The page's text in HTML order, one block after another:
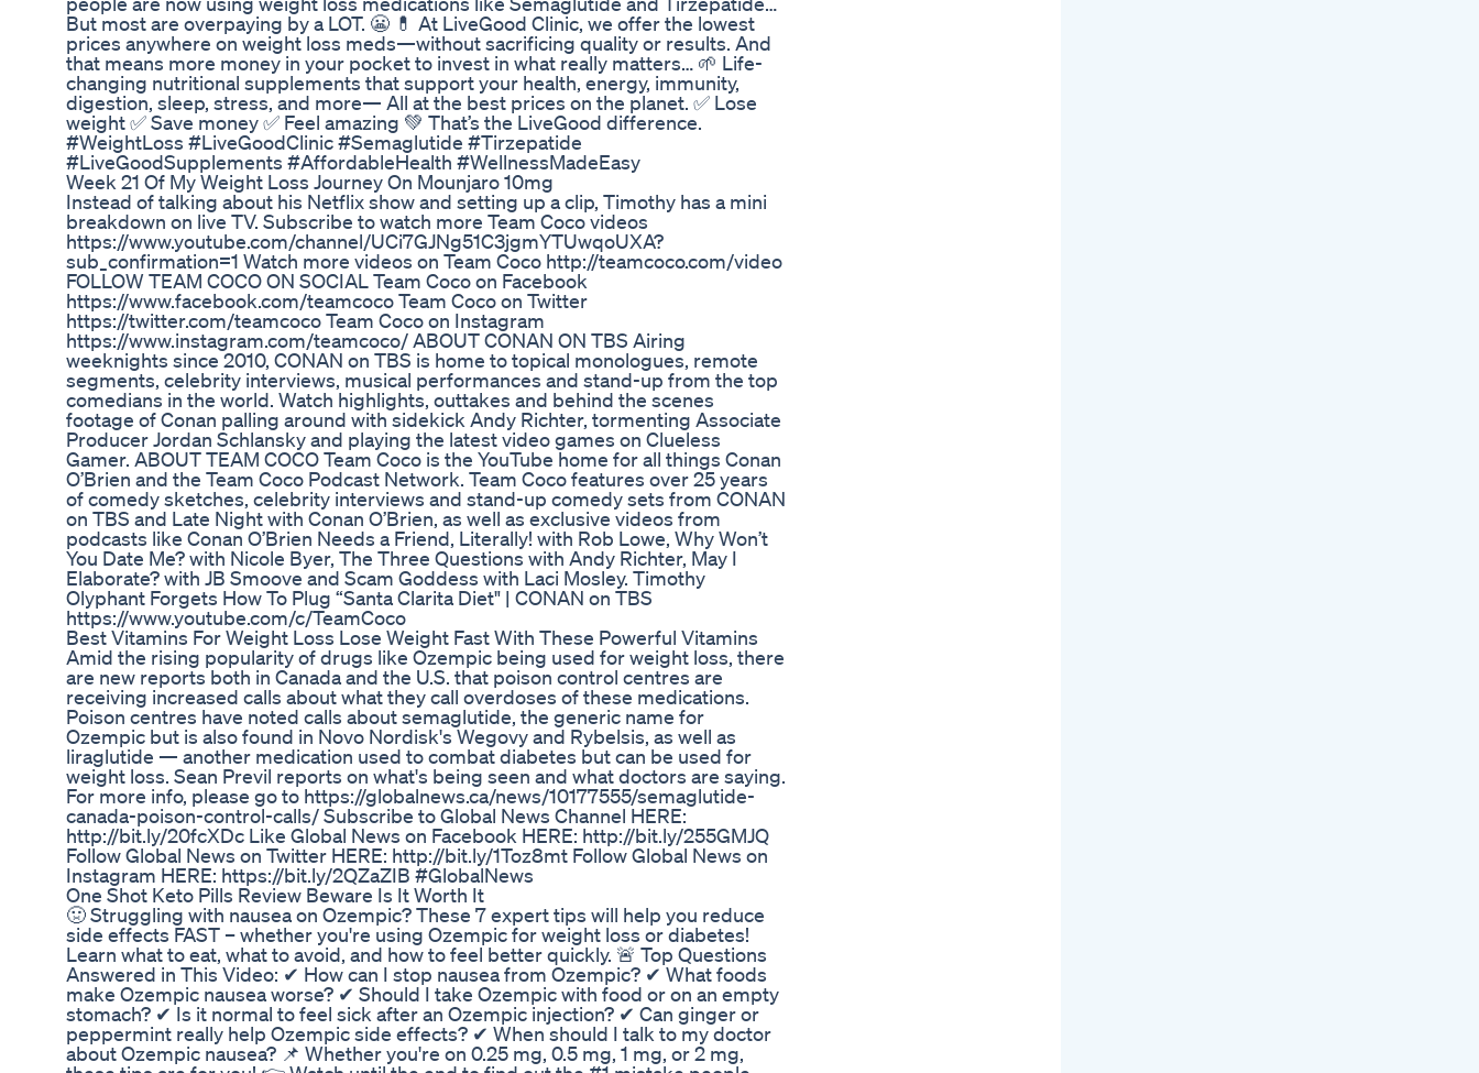
But most are overpaying by a LOT. 😬 💊 At LiveGood Clinic, we offer the lowest
prices anywhere on weight loss meds—without sacrificing quality or results. And
that means more money in your pocket to invest in what really matters… 🌱 Life-
changing nutritional supplements that support your health, energy, immunity,
digestion, sleep, stress, and more— All at the best prices on the planet. ✅ Lose
weight ✅ Save money ✅ Feel amazing 💚 That’s the LiveGood difference.
#WeightLoss #LiveGoodClinic #Semaglutide #Tirzepatide
#LiveGoodSupplements #AffordableHealth #WellnessMadeEasy
Week 21 Of My Weight Loss Journey On Mounjaro 10mg
Instead of talking about his Netflix show and setting up a clip, Timothy has a mini
breakdown on live TV.‬ Subscribe to watch more Team Coco videos
https://www.youtube.com/channel/UCi7GJNg51C3jgmYTUwqoUXA?
sub_confirmation=1 Watch more videos on Team Coco http://teamcoco.com/video
FOLLOW TEAM COCO ON SOCIAL Team Coco on Facebook
https://www.facebook.com/teamcoco Team Coco on Twitter
https://twitter.com/teamcoco Team Coco on Instagram
https://www.instagram.com/teamcoco/ ABOUT CONAN ON TBS Airing
weeknights since 2010, CONAN on TBS is home to topical monologues, remote
segments, celebrity interviews, musical performances and stand-up from the top
comedians in the world. Watch highlights, outtakes and behind the scenes
footage of Conan palling around with sidekick Andy Richter, tormenting Associate
Producer Jordan Schlansky and playing the latest video games on Clueless
Gamer. ABOUT TEAM COCO Team Coco is the YouTube home for all things Conan
O’Brien and the Team Coco Podcast Network. Team Coco features over 25 years
of comedy sketches, celebrity interviews and stand-up comedy sets from CONAN
on TBS and Late Night with Conan O’Brien, as well as exclusive videos from
podcasts like Conan O’Brien Needs a Friend, Literally! with Rob Lowe, Why Won’t
You Date Me? with Nicole Byer, The Three Questions with Andy Richter, May I
Elaborate? with JB Smoove and Scam Goddess with Laci Mosley. Timothy
Olyphant Forgets How To Plug “Santa Clarita Diet" | CONAN on TBS
https://www.youtube.com/c/TeamCoco
Best Vitamins For Weight Loss Lose Weight Fast With These Powerful Vitamins
Amid the rising popularity of drugs like Ozempic being used for weight loss, there
are new reports both in Canada and the U.S. that poison control centres are
receiving increased calls about what they call overdoses of these medications.
Poison centres have noted calls about semaglutide, the generic name for
Ozempic but is also found in Novo Nordisk's Wegovy and Rybelsis, as well as
liraglutide — another medication used to combat diabetes but can be used for
weight loss. Sean Previl reports on what's being seen and what doctors are saying.
For more info, please go to https://globalnews.ca/news/10177555/semaglutide-
canada-poison-control-calls/ Subscribe to Global News Channel HERE:
http://bit.ly/20fcXDc Like Global News on Facebook HERE: http://bit.ly/255GMJQ
Follow Global News on Twitter HERE: http://bit.ly/1Toz8mt Follow Global News on
Instagram HERE: https://bit.ly/2QZaZIB #GlobalNews
One Shot Keto Pills Review Beware Is It Worth It
🤢 Struggling with nausea on Ozempic? These 7 expert tips will help you reduce
side effects FAST – whether you're using Ozempic for weight loss or diabetes!
Learn what to eat, what to avoid, and how to feel better quickly. 🚨 Top Questions
Answered in This Video: ✔ How can I stop nausea from Ozempic? ✔ What foods
make Ozempic nausea worse? ✔ Should I take Ozempic with food or on an empty
stomach? ✔ Is it normal to feel sick after an Ozempic injection? ✔ Can ginger or
peppermint really help Ozempic side effects? ✔ When should I talk to my doctor
about Ozempic nausea? 📌 Whether you're on 0.25 mg, 0.5 mg, 1 mg, or 2 mg,